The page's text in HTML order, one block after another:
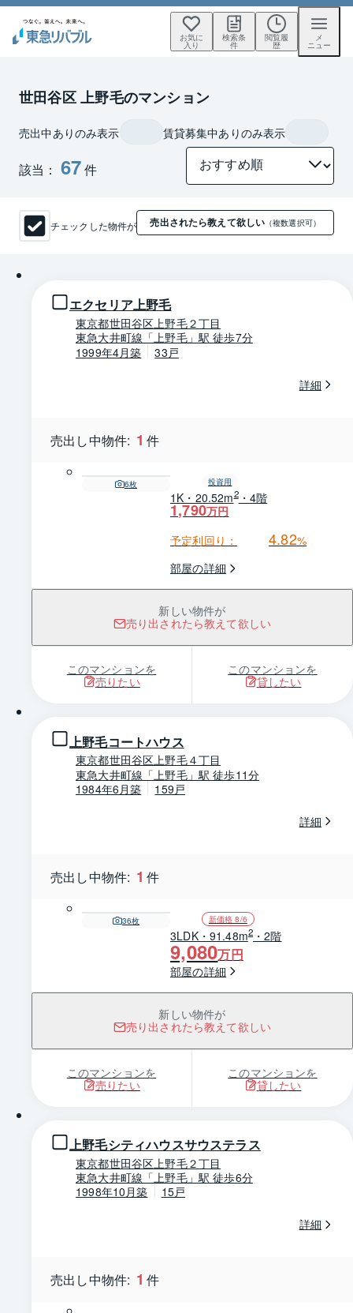
お気に
入り
検索条
件
閲覧履
歴
メ
ニュー
世田谷区 上野毛のマンション
該当： 67件
売出中ありのみ表示 賃貸募集中ありのみ表示
チェックした物件が 売出されたら教えて欲しい （複数選択可）
エクセリア上野毛
東京都世田谷区上野毛２丁目
東急大井町線「上野毛」駅 徒歩7分
1999年4月築
33戸
詳細
売出し中物件: 1 件
6枚 投資用
1K・20.52m2・4階
1,790万円
予定利回り：
4.82%
部屋の詳細
新しい物件が
売り出されたら教えて欲しい
このマンションを
売りたい
このマンションを
貸したい
上野毛コートハウス
東京都世田谷区上野毛４丁目
東急大井町線「上野毛」駅 徒歩11分
1984年6月築
159戸
詳細
売出し中物件: 1 件
36枚 新価格 8/6
3LDK・91.48m2 ・2階
9,080万円
部屋の詳細
新しい物件が
売り出されたら教えて欲しい
このマンションを
売りたい
このマンションを
貸したい
上野毛シティハウスサウステラス
東京都世田谷区上野毛２丁目
東急大井町線「上野毛」駅 徒歩6分
1998年10月築
15戸
詳細
売出し中物件: 1 件